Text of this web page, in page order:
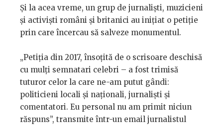
Și la acea vreme, un grup de jurnaliști, muzicieni
și activiști români și britanici au inițiat o petiție
prin care încercau să salveze monumentul.
„Petiția din 2017, însoțită de o scrisoare deschisă
cu mulți semnatari celebri – a fost trimisă
tuturor celor la care ne-am putut gândi:
politicieni locali și naționali, jurnaliști și
comentatori. Eu personal nu am primit niciun
răspuns”, transmite într-un email jurnalistul